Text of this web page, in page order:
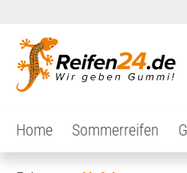
Home Sommerreifen